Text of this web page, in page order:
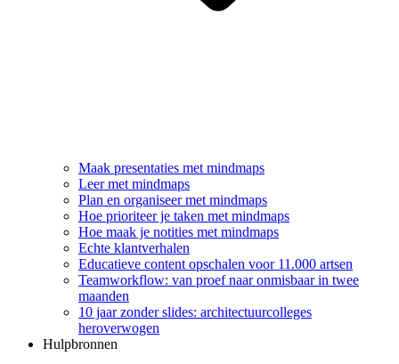
Maak presentaties met mindmaps
Leer met mindmaps
Plan en organiseer met mindmaps
Hoe prioriteer je taken met mindmaps
Hoe maak je notities met mindmaps
Echte klantverhalen
Educatieve content opschalen voor 11.000 artsen
Teamworkflow: van proef naar onmisbaar in twee
maanden
10 jaar zonder slides: architectuurcolleges
heroverwogen
Hulpbronnen